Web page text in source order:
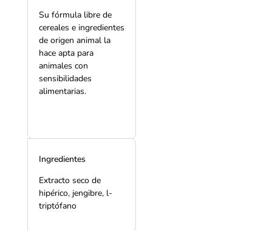
Su fórmula libre de
cereales e ingredientes
de origen animal la
hace apta para
animales con
sensibilidades
alimentarias.
Ingredientes
Extracto seco de
hipérico, jengibre, l-
triptófano